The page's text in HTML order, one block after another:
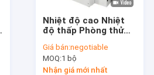
Nhiệt độ cao Nhiệt
độ thấp Phòng thử
Máy sốc nhiệt
Giá bán:negotiable
MOQ:1 bộ
Nhận giá mới nhất